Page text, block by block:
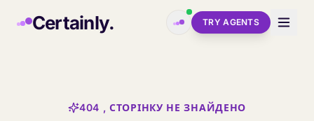
Certainly. TRY AGENTS
404 , СТОРІНКУ НЕ ЗНАЙДЕНО